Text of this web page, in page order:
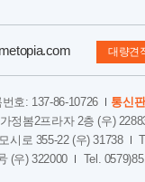
대량견
호: 137-86-10726 통신
정봄2프라자 2층 (우)
시로 355-22 (우) 31738
(우) 322000
Tel.